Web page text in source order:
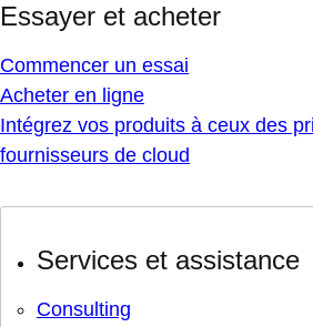
Essayer et acheter
Commencer un essai
Acheter en ligne
Intégrez vos produits à ceux des
fournisseurs de cloud
Services et assistance
Consulting